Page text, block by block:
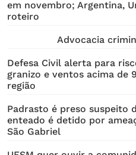
em novembro; Argentina,
roteiro
Advocacia
Defesa Civil alerta para
granizo e ventos acima de
região
Padrasto é preso suspeito
enteado é detido por
São Gabriel